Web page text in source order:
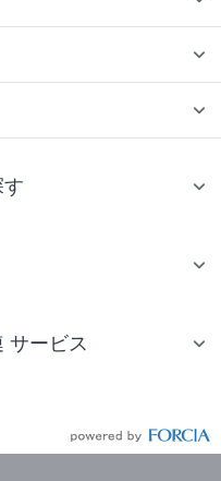
サービス